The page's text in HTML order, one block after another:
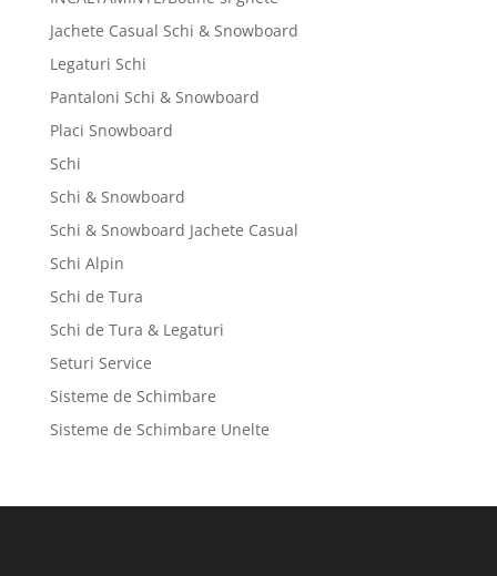
Jachete Casual Schi & Snowboard
Legaturi Schi
Pantaloni Schi & Snowboard
Placi Snowboard
Schi
Schi & Snowboard
Schi & Snowboard Jachete Casual
Schi Alpin
Schi de Tura
Schi de Tura & Legaturi
Seturi Service
Sisteme de Schimbare
Sisteme de Schimbare Unelte